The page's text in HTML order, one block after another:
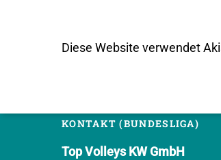
Diese Website verwendet
KONTAKT (BUNDESLIGA)
Top Volleys KW GmbH